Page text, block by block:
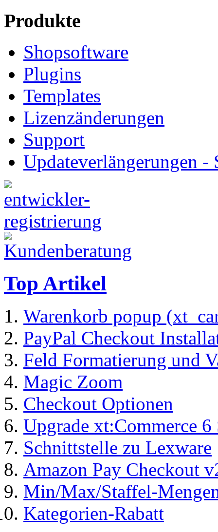
Produkte
Shopsoftware
Plugins
Templates
Lizenzänderungen
Support
Updateverlängerungen -
Top Artikel
Warenkorb popup
PayPal Checkout
Feld Formatierung und
Magic Zoom
Checkout Optionen
Upgrade xt:Commerce
Schnittstelle zu Lexware
Amazon Pay Checkout
Min/Max/Staffel-
Kategorien-Rabatt